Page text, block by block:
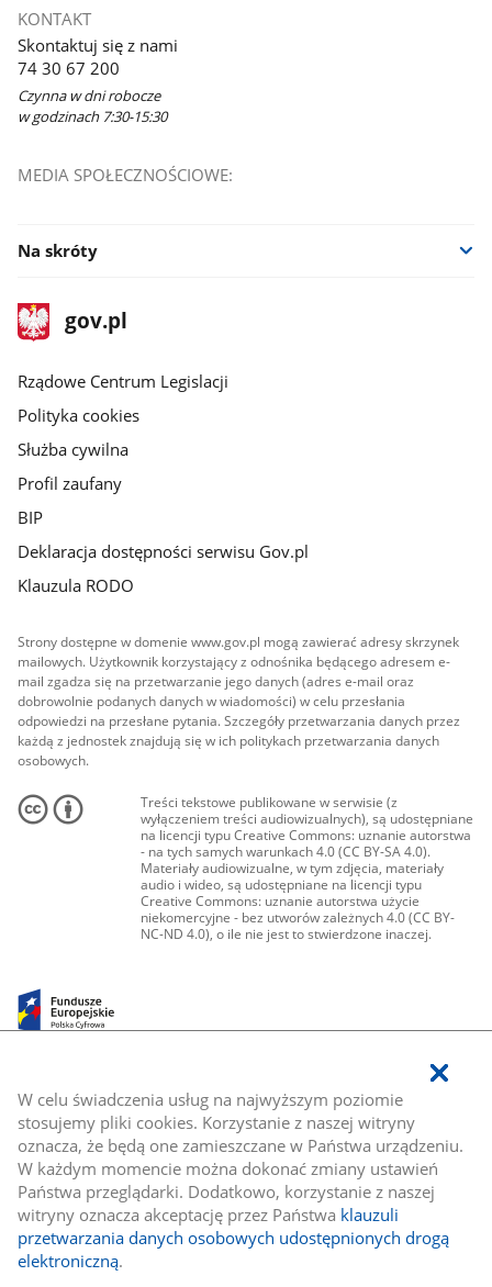
W celu świadczenia usług na najwyższym poziomie
stosujemy pliki cookies. Korzystanie z naszej witryny
oznacza, że będą one zamieszczane w Państwa urządzeniu.
W każdym momencie można dokonać zmiany ustawień
Państwa przeglądarki. Dodatkowo, korzystanie z naszej
witryny oznacza akceptację przez Państwa klauzuli
przetwarzania danych osobowych udostępnionych drogą
elektroniczną.
KONTAKT
Skontaktuj się z nami
74 30 67 200
Czynna w dni robocze
w godzinach 7:30-15:30
MEDIA SPOŁECZNOŚCIOWE:
Na skróty
stopka
gov.plStrona
gov.pl
Rządowe Centrum Legislacji
Polityka cookies
Służba cywilna
Profil zaufany
BIP
Deklaracja dostępności serwisu Gov.pl
Klauzula RODO
Strony dostępne w domenie www.gov.pl mogą zawierać adresy skrzynek
mailowych. Użytkownik korzystający z odnośnika będącego adresem e-
mail zgadza się na przetwarzanie jego danych (adres e-mail oraz
dobrowolnie podanych danych w wiadomości) w celu przesłania
odpowiedzi na przesłane pytania. Szczegóły przetwarzania danych przez
każdą z jednostek znajdują się w ich politykach przetwarzania danych
osobowych.
Treści tekstowe publikowane w serwisie (z
wyłączeniem treści audiowizualnych), są udostępniane
na licencji typu Creative Commons: uznanie autorstwa
- na tych samych warunkach 4.0 (CC BY-SA 4.0).
Materiały audiowizualne, w tym zdjęcia, materiały
audio i wideo, są udostępniane na licencji typu
Creative Commons: uznanie autorstwa użycie
niekomercyjne - bez utworów zależnych 4.0 (CC BY-
NC-ND 4.0), o ile nie jest to stwierdzone inaczej.